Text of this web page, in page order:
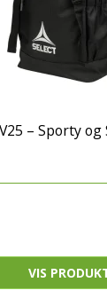
– Sporty
VIS